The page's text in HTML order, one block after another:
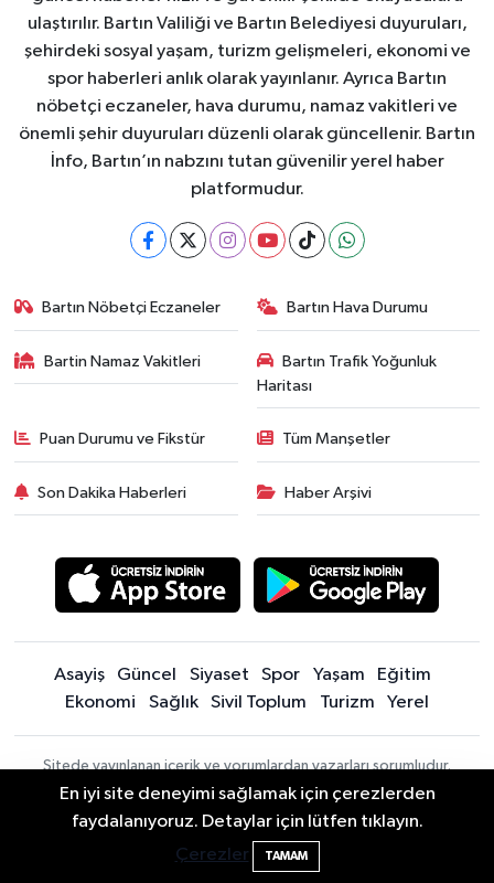
ulaştırılır. Bartın Valiliği ve Bartın Belediyesi duyuruları,
şehirdeki sosyal yaşam, turizm gelişmeleri, ekonomi ve
spor haberleri anlık olarak yayınlanır. Ayrıca Bartın
nöbetçi eczaneler, hava durumu, namaz vakitleri ve
önemli şehir duyuruları düzenli olarak güncellenir. Bartın
İnfo, Bartın’ın nabzını tutan güvenilir yerel haber
platformudur.
Bartın Nöbetçi Eczaneler Bartın Hava Durumu
Bartin Namaz Vakitleri
Bartın Trafik Yoğunluk
Haritası
Puan Durumu ve Fikstür Tüm Manşetler
Son Dakika Haberleri Haber Arşivi
Asayiş Güncel Siyaset Spor Yaşam
Eğitim
Ekonomi
Sağlık Sivil Toplum Turizm Yerel
Sitede yayınlanan içerik ve yorumlardan yazarları sorumludur.
Yayınlanan yorumlardan Bartın Son Dakika Haberleri | Bartın Haber |
Bartın İnfo sorumlu tutulamaz. Sitedeki tüm harici linkler ayrı bir
sayfada açılır. Sitemizde yayınlanan haber, köşe yazıları ve
fotoğraflar izin alınmaksızın kaynak gösterilse dahi, herhangi bir
En iyi site deneyimi sağlamak için çerezlerden
faydalanıyoruz. Detaylar için lütfen tıklayın.
Çerezler
TAMAM
Bartın'da Şafak Operasyonu: 5 Gözaltı, 4
Şüpheli Aranıyor